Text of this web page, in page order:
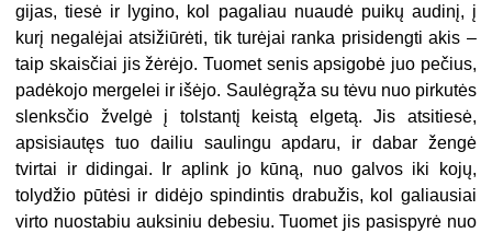
gijas, tiesė ir lygino, kol pagaliau nuaudė puikų audinį, į
kurį negalėjai atsižiūrėti, tik turėjai ranka prisidengti akis –
taip skaisčiai jis žėrėjo. Tuomet senis apsigobė juo pečius,
padėkojo mergelei ir išėjo. Saulėgrąža su tėvu nuo pirkutės
slenksčio žvelgė į tolstantį keistą elgetą. Jis atsitiesė,
apsisiautęs tuo dailiu saulingu apdaru, ir dabar žengė
tvirtai ir didingai. Ir aplink jo kūną, nuo galvos iki kojų,
tolydžio pūtėsi ir didėjo spindintis drabužis, kol galiausiai
virto nuostabiu auksiniu debesiu. Tuomet jis pasispyrė nuo